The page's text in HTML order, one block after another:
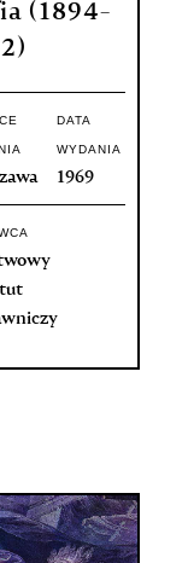
(1894-
DATA
WYDANIA
1969